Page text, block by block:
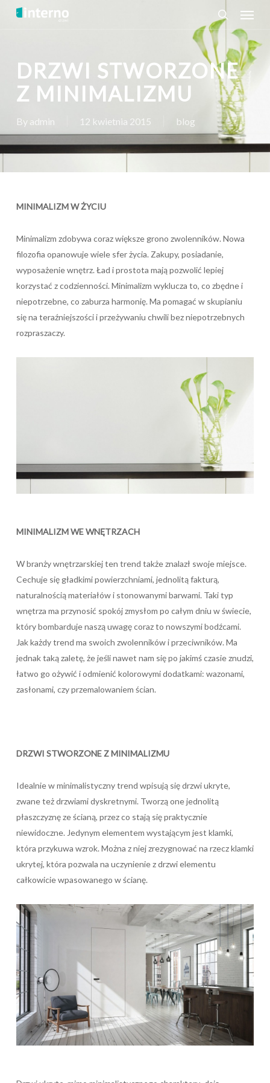
search
Menu
DRZWI STWORZONE
Z MINIMALIZMU
By admin 12 kwietnia 2015 blog
MINIMALIZM W ŻYCIU
Minimalizm zdobywa coraz większe grono zwolenników. Nowa
filozofia opanowuje wiele sfer życia. Zakupy, posiadanie,
wyposażenie wnętrz. Ład i prostota mają pozwolić lepiej
korzystać z codzienności. Minimalizm wyklucza to, co zbędne i
niepotrzebne, co zaburza harmonię. Ma pomagać w skupianiu
się na teraźniejszości i przeżywaniu chwili bez niepotrzebnych
rozpraszaczy.
MINIMALIZM WE WNĘTRZACH
W branży wnętrzarskiej ten trend także znalazł swoje miejsce.
Cechuje się gładkimi powierzchniami, jednolitą fakturą,
naturalnością materiałów i stonowanymi barwami. Taki typ
wnętrza ma przynosić spokój zmysłom po całym dniu w świecie,
który bombarduje naszą uwagę coraz to nowszymi bodźcami.
Jak każdy trend ma swoich zwolenników i przeciwników. Ma
jednak taką zaletę, że jeśli nawet nam się po jakimś czasie znudzi,
łatwo go ożywić i odmienić kolorowymi dodatkami: wazonami,
zasłonami, czy przemalowaniem ścian.
DRZWI STWORZONE Z MINIMALIZMU
Idealnie w minimalistyczny trend wpisują się drzwi ukryte,
zwane też drzwiami dyskretnymi. Tworzą one jednolitą
płaszczyznę ze ścianą, przez co stają się praktycznie
niewidoczne. Jedynym elementem wystającym jest klamki,
która przykuwa wzrok. Można z niej zrezygnować na rzecz klamki
ukrytej, która pozwala na uczynienie z drzwi elementu
całkowicie wpasowanego w ścianę.